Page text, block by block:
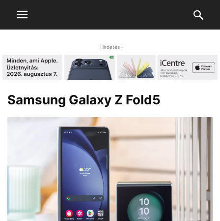
- Hirdetés -
Samsung Galaxy Z Fold5